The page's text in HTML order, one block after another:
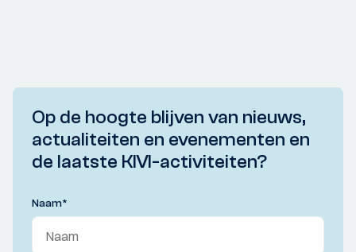
Op de hoogte blijven van nieuws,
actualiteiten en evenementen en
de laatste KIVI-activiteiten?
Naam*